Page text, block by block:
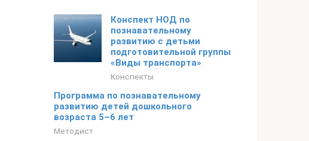
Конспект НОД по
познавательному
развитию с детьми
подготовительной группы
«Виды транспорта»
Конспекты
Программа по познавательному
развитию детей дошкольного
возраста 5–6 лет
Методист